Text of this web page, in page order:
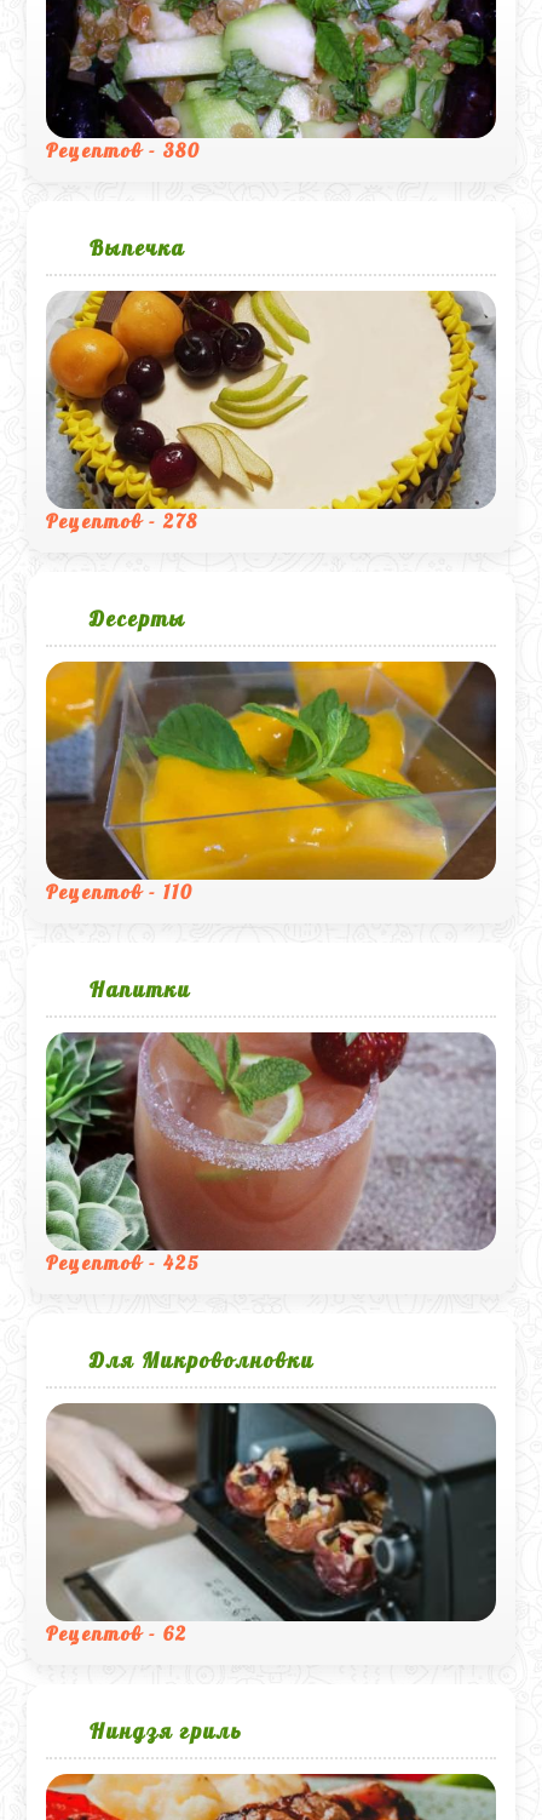
Рецептов - 380
Выпечка
Рецептов - 278
Десерты
Рецептов - 110
Напитки
Рецептов - 425
Для Микроволновки
Рецептов - 62
Ниндзя гриль